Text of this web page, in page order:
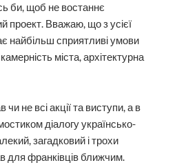
би, щоб не востаннє
проект. Вважаю, що з усієї
найбільш сприятливі умови
міста, архітектурна
не всі акції та виступи, а в
діалогу українсько-
загадковий і трохи
для франківців ближчим.